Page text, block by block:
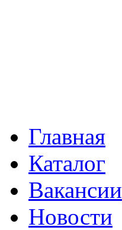
Главная
Каталог
Вакансии
Новости